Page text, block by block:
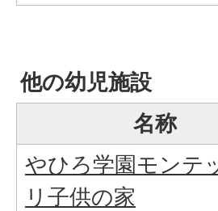
他の幼児施設
名称
やひろ学園モンテ
リ子供の家